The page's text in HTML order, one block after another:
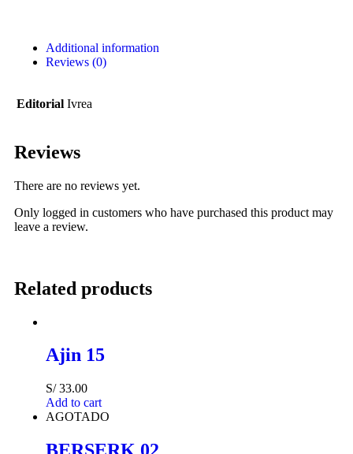
Additional information
Reviews (0)
Editorial Ivrea
Reviews
There are no reviews yet.
Only logged in customers who have purchased this product may
leave a review.
Related products
Ajin 15
S/33.00
Add to cart
AGOTADO